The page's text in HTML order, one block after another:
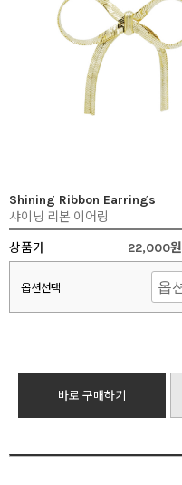
Shining Ribbon Earrings
샤이닝 리본 이어링
상품가
22,000원
옵션선택
바로 구매하기